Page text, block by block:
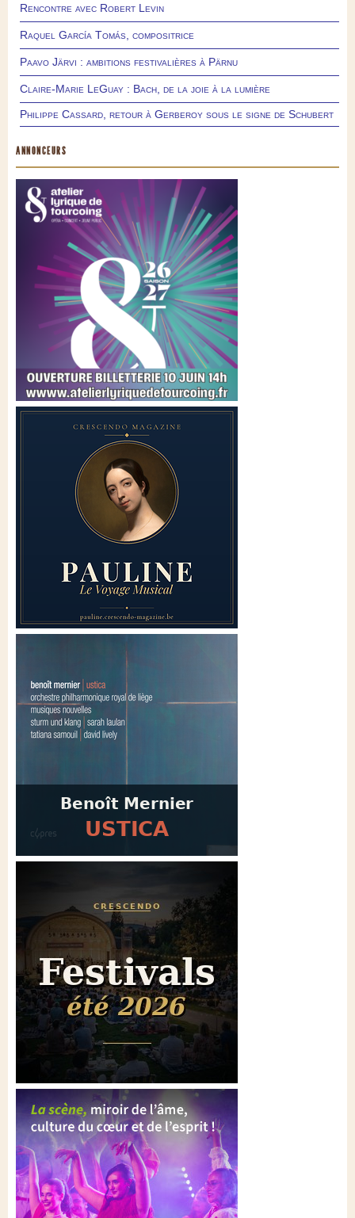
Rencontre avec Robert Levin
Raquel García Tomás, compositrice
Paavo Järvi : ambitions festivalières à Pärnu
Claire-Marie LeGuay : Bach, de la joie à la lumière
Philippe Cassard, retour à Gerberoy sous le signe de Schubert
ANNONCEURS